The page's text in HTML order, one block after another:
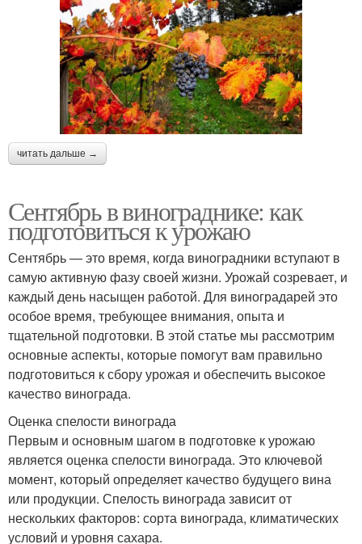
читать дальше →
Сентябрь в винограднике: как
подготовиться к урожаю
Сентябрь — это время, когда виноградники вступают в
самую активную фазу своей жизни. Урожай созревает, и
каждый день насыщен работой. Для виноградарей это
особое время, требующее внимания, опыта и
тщательной подготовки. В этой статье мы рассмотрим
основные аспекты, которые помогут вам правильно
подготовиться к сбору урожая и обеспечить высокое
качество винограда.
Оценка спелости винограда
Первым и основным шагом в подготовке к урожаю
является оценка спелости винограда. Это ключевой
момент, который определяет качество будущего вина
или продукции. Спелость винограда зависит от
нескольких факторов: сорта винограда, климатических
условий и уровня сахара.